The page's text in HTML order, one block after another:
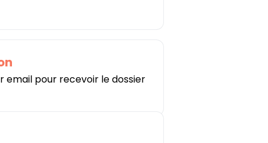
email pour recevoir le dossier